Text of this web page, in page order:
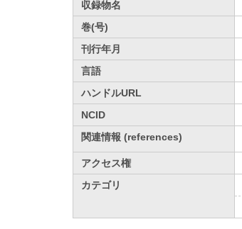
収録物名
巻(号)
刊行年月
言語
ハンドルURL
NCID
関連情報 (references)
アクセス権
カテゴリ